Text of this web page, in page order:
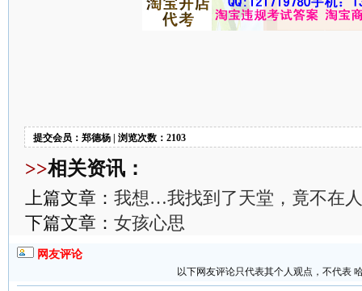
提交会员：郑德杨 | 浏览次数：2103
>>相关资讯：
上篇文章： 我想…我找到了天堂，竟不在
下篇文章： 女孩心思
网友评论
以下网友评论只代表其个人观点，不代表